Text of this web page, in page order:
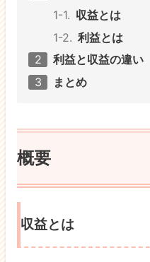
収益とは
利益とは
利益と収益の違い
まとめ
概要
収益とは